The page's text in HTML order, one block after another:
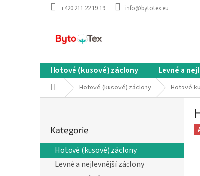
na
+420 211 22 19 19 info@bytotex.eu
Hotové (kusové) záclony Levné a
Domů Hotové (kusové) záclony Hotové
r
a
kategorie
Kategorie
Hotové (kusové) záclony
Levné a nejlevnější záclony